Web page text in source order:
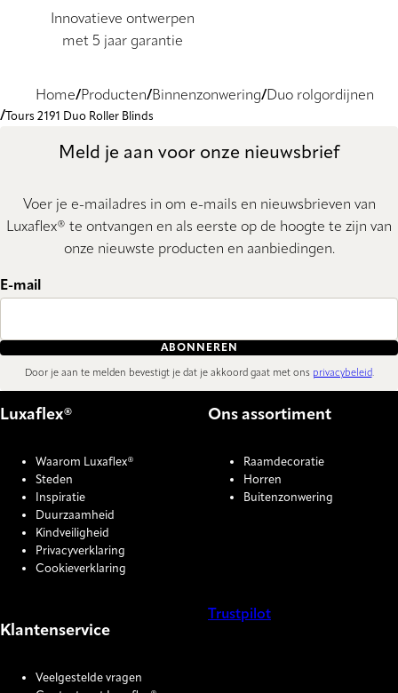
Innovatieve ontwerpen
met 5 jaar garantie
Home Producten Binnenzonwering Duo rolgordijnen
Tours 2191 Duo Roller Blinds
Meld je aan voor onze nieuwsbrief
Voer je e-mailadres in om e-mails en nieuwsbrieven van
Luxaflex® te ontvangen en als eerste op de hoogte te zijn van
onze nieuwste producten en aanbiedingen.
E-mail
ABONNEREN
Door je aan te melden bevestigt je dat je akkoord gaat met ons privacybeleid.
Luxaflex®
Waarom Luxaflex®
Steden
Inspiratie
Duurzaamheid
Kindveiligheid
Privacyverklaring
Cookieverklaring
Ons assortiment
Raamdecoratie
Horren
Buitenzonwering
Klantenservice
Veelgestelde vragen
Trustpilot